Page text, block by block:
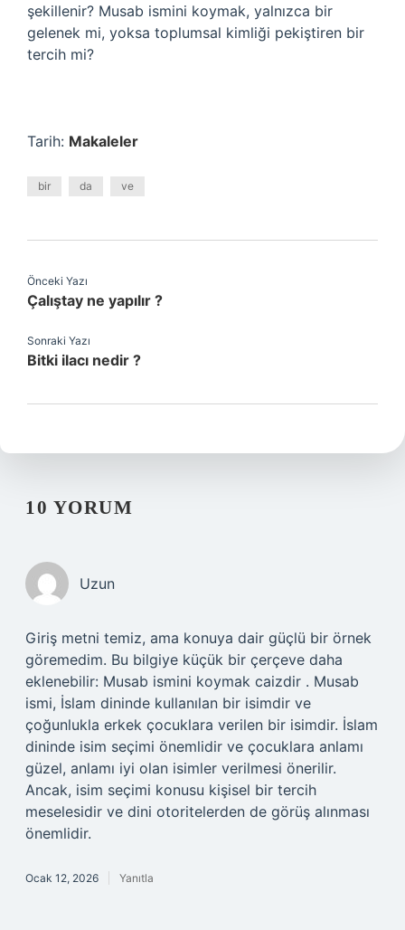
şekillenir? Musab ismini koymak, yalnızca bir
gelenek mi, yoksa toplumsal kimliği pekiştiren bir
tercih mi?
Tarih: Makaleler
bir da ve
Önceki Yazı
Çalıştay ne yapılır ?
Sonraki Yazı
Bitki ilacı nedir ?
10 YORUM
Uzun
Giriş metni temiz, ama konuya dair güçlü bir örnek
göremedim. Bu bilgiye küçük bir çerçeve daha
eklenebilir: Musab ismini koymak caizdir . Musab
ismi, İslam dininde kullanılan bir isimdir ve
çoğunlukla erkek çocuklara verilen bir isimdir. İslam
dininde isim seçimi önemlidir ve çocuklara anlamı
güzel, anlamı iyi olan isimler verilmesi önerilir.
Ancak, isim seçimi konusu kişisel bir tercih
meselesidir ve dini otoritelerden de görüş alınması
önemlidir.
Ocak 12, 2026 Yanıtla